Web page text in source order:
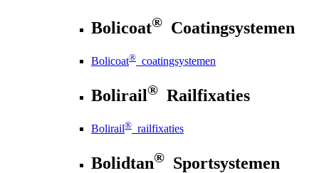
Bolicoat® Coatingsystemen
Bolicoat® coatingsystemen
Bolirail® Railfixaties
Bolirail® railfixaties
Bolidtan® Sportsystemen